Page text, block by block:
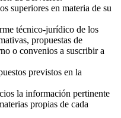
superiores en materia de su
técnico-jurídico de los
propuestas de
o convenios a suscribir a
previstos en la
la información pertinente
propias de cada